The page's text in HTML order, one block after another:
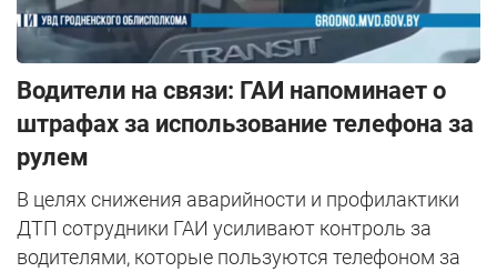
Водители на связи: ГАИ напоминает о
штрафах за использование телефона за
рулем
В целях снижения аварийности и профилактики
ДТП сотрудники ГАИ усиливают контроль за
водителями, которые пользуются телефоном за